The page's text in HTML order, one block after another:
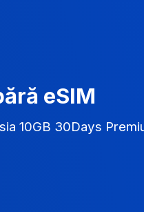
eSIM
10GB 30Days